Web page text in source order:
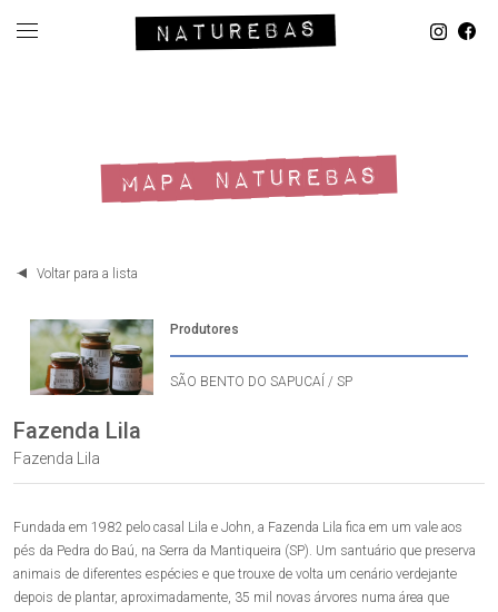
MAPA NATUREBAS
Voltar para a lista
Produtores
SÃO BENTO DO SAPUCAÍ / SP
Fazenda Lila
Fazenda Lila
Fundada em 1982 pelo casal Lila e John, a Fazenda Lila fica em um vale aos
pés da Pedra do Baú, na Serra da Mantiqueira (SP). Um santuário que preserva
animais de diferentes espécies e que trouxe de volta um cenário verdejante
depois de plantar, aproximadamente, 35 mil novas árvores numa área que